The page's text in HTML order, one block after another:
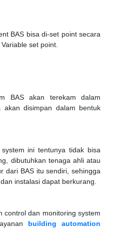
BAS bisa di-set point secara
set point.
BAS akan terekam dalam
akan disimpan dalam bentuk
ini tentunya tidak bisa
dibutuhkan tenaga ahli atau
dari BAS itu sendiri, sehingga
instalasi dapat berkurang.
control dan monitoring system
building automation